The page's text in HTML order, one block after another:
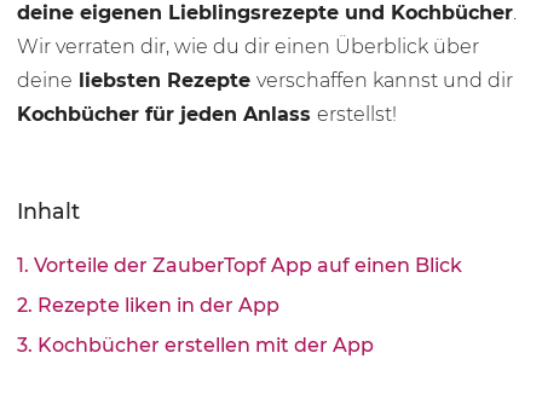
deine eigenen Lieblingsrezepte und Kochbücher.
Wir verraten dir, wie du dir einen Überblick über
deine liebsten Rezepte verschaffen kannst und dir
Kochbücher für jeden Anlass erstellst!
Inhalt
1. Vorteile der ZauberTopf App auf einen Blick
2. Rezepte liken in der App
3. Kochbücher erstellen mit der App